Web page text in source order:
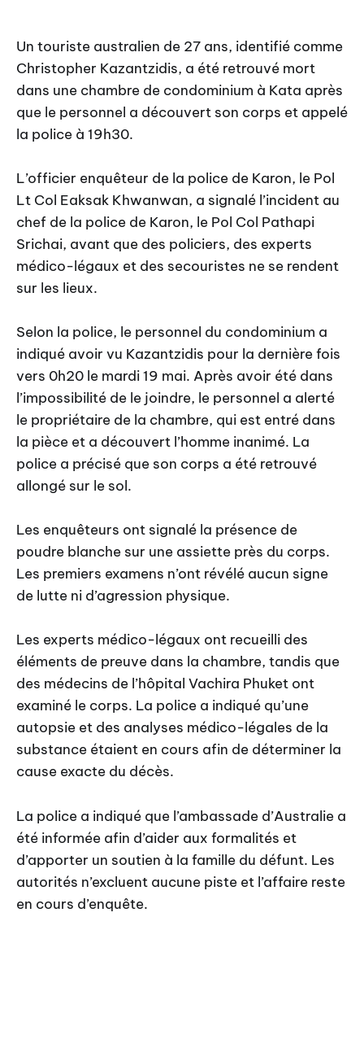
Un touriste australien de 27 ans, identifié comme
Christopher Kazantzidis, a été retrouvé mort
dans une chambre de condominium à Kata après
que le personnel a découvert son corps et appelé
la police à 19h30.
L’officier enquêteur de la police de Karon, le Pol
Lt Col Eaksak Khwanwan, a signalé l’incident au
chef de la police de Karon, le Pol Col Pathapi
Srichai, avant que des policiers, des experts
médico-légaux et des secouristes ne se rendent
sur les lieux.
Selon la police, le personnel du condominium a
indiqué avoir vu Kazantzidis pour la dernière fois
vers 0h20 le mardi 19 mai. Après avoir été dans
l’impossibilité de le joindre, le personnel a alerté
le propriétaire de la chambre, qui est entré dans
la pièce et a découvert l’homme inanimé. La
police a précisé que son corps a été retrouvé
allongé sur le sol.
Les enquêteurs ont signalé la présence de
poudre blanche sur une assiette près du corps.
Les premiers examens n’ont révélé aucun signe
de lutte ni d’agression physique.
Les experts médico-légaux ont recueilli des
éléments de preuve dans la chambre, tandis que
des médecins de l’hôpital Vachira Phuket ont
examiné le corps. La police a indiqué qu’une
autopsie et des analyses médico-légales de la
substance étaient en cours afin de déterminer la
cause exacte du décès.
La police a indiqué que l’ambassade d’Australie a
été informée afin d’aider aux formalités et
d’apporter un soutien à la famille du défunt. Les
autorités n’excluent aucune piste et l’affaire reste
en cours d’enquête.